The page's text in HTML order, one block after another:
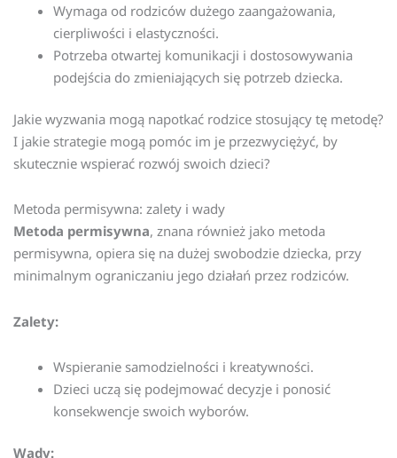
Wymaga od rodziców dużego zaangażowania,
cierpliwości i elastyczności.
Potrzeba otwartej komunikacji i dostosowywania
podejścia do zmieniających się potrzeb dziecka.
Jakie wyzwania mogą napotkać rodzice stosujący tę metodę?
I jakie strategie mogą pomóc im je przezwyciężyć, by
skutecznie wspierać rozwój swoich dzieci?
Metoda permisywna: zalety i wady
Metoda permisywna, znana również jako metoda
permisywna, opiera się na dużej swobodzie dziecka, przy
minimalnym ograniczaniu jego działań przez rodziców.
Zalety:
Wspieranie samodzielności i kreatywności.
Dzieci uczą się podejmować decyzje i ponosić
konsekwencje swoich wyborów.
Wady: